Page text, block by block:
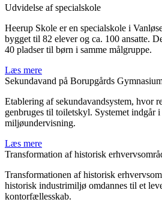
Udvidelse af specialskole
Heerup Skole er en specialskole i
bygget til 82 elever og ca. 100 ansatte.
40 pladser til børn i samme målgruppe.
Læs mere
Sekundavand på Borupgårds
Etablering af sekundavandsystem, hvor
genbruges til toiletskyl. Systemet indgår
miljøundervisning.
Læs mere
Transformation af historisk
Transformationen af historisk
historisk industrimiljø omdannes til et
kontorfællesskab.